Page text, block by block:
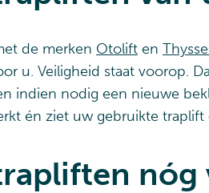
de merken Otolift en
u. Veiligheid staat voorop.
indien nodig een nieuwe
én ziet uw gebruikte traplift